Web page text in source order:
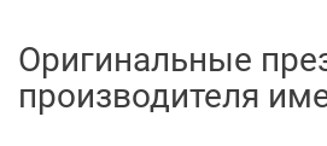
Оригинальные
производителя